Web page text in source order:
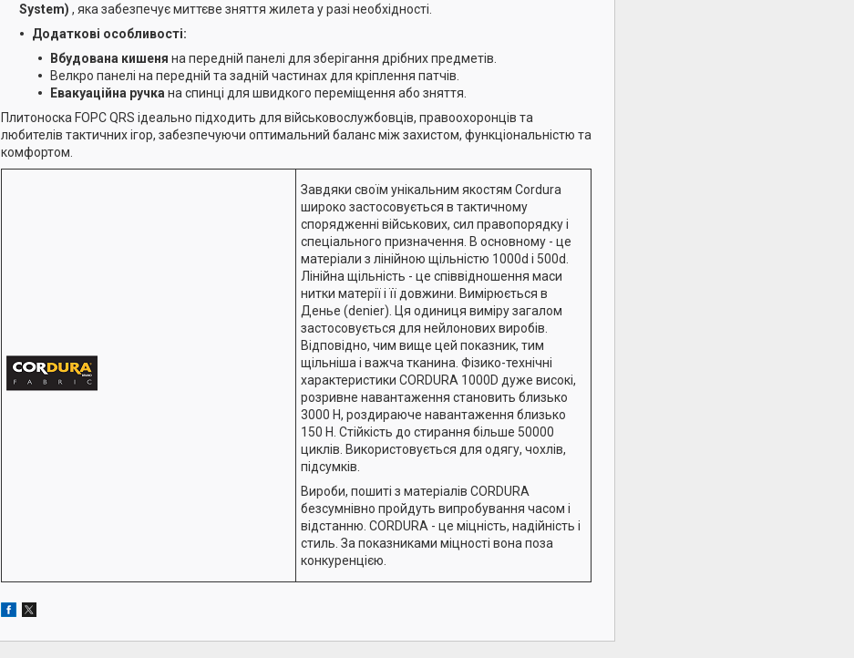
System) , яка забезпечує миттєве зняття жилета у разі необхідності.
Додаткові особливості:
Вбудована кишеня на передній панелі для зберігання дрібних предметів.
Велкро панелі на передній та задній частинах для кріплення патчів.
Евакуаційна ручка на спинці для швидкого переміщення або зняття.
Плитоноска FOPC QRS ідеально підходить для військовослужбовців, правоохоронців та
любителів тактичних ігор, забезпечуючи оптимальний баланс між захистом, функціональністю та
комфортом.
Завдяки своїм унікальним якостям Cordura
широко застосовується в тактичному
спорядженні військових, сил правопорядку і
спеціального призначення. В основному - це
матеріали з лінійною щільністю 1000d і 500d.
Лінійна щільність - це співвідношення маси
нитки матерії і її довжини. Вимірюється в
Денье (denier). Ця одиниця виміру загалом
застосовується для нейлонових виробів.
Відповідно, чим вище цей показник, тим
щільніша і важча тканина. Фізико-технічні
характеристики CORDURA 1000D дуже високі,
розривне навантаження становить близько
3000 Н, роздираюче навантаження близько
150 Н. Стійкість до стирання більше 50000
циклів. Використовується для одягу, чохлів,
підсумків.
Вироби, пошиті з матеріалів CORDURA
безсумнівно пройдуть випробування часом і
відстанню. CORDURA - це міцність, надійність і
стиль. За показниками міцності вона поза
конкуренцією.